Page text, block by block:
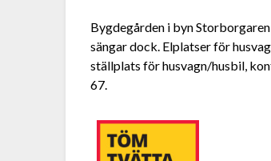
Bygdegården i byn
sängar dock. Elplatser för
ställplats för husvagn/husbil,
67.